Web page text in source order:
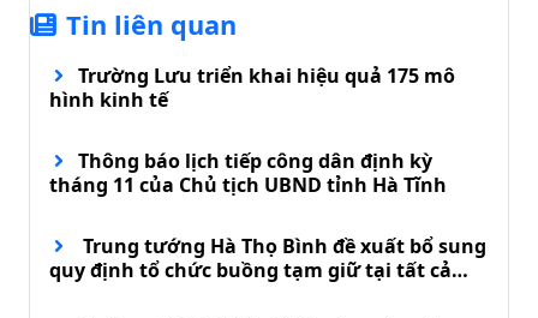
Tin liên quan
Trường Lưu triển khai hiệu quả 175 mô
hình kinh tế
Thông báo lịch tiếp công dân định kỳ
tháng 11 của Chủ tịch UBND tỉnh Hà Tĩnh
Trung tướng Hà Thọ Bình đề xuất bổ sung
quy định tổ chức buồng tạm giữ tại tất cả